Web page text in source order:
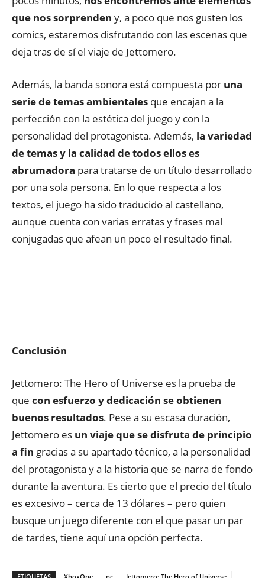
que nos sorprenden y, a poco que nos gusten los
comics, estaremos disfrutando con las escenas que
deja tras de sí el viaje de Jettomero.
Además, la banda sonora está compuesta por una
serie de temas ambientales que encajan a la
perfección con la estética del juego y con la
personalidad del protagonista. Además, la variedad
de temas y la calidad de todos ellos es
abrumadora para tratarse de un título desarrollado
por una sola persona. En lo que respecta a los
textos, el juego ha sido traducido al castellano,
aunque cuenta con varias erratas y frases mal
conjugadas que afean un poco el resultado final.
Conclusión
Jettomero: The Hero of Universe es la prueba de
que con esfuerzo y dedicación se obtienen
buenos resultados. Pese a su escasa duración,
Jettomero es un viaje que se disfruta de principio
a fin gracias a su apartado técnico, a la personalidad
del protagonista y a la historia que se narra de fondo
durante la aventura. Es cierto que el precio del título
es excesivo – cerca de 13 dólares – pero quien
busque un juego diferente con el que pasar un par
de tardes, tiene aquí una opción perfecta.